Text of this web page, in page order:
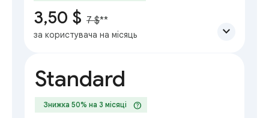
3,50 $ 7 $**
за користувача на місяць expand_more
Standard
Знижка 50% на 3 місяці help